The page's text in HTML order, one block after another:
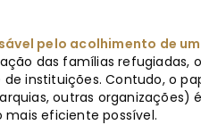
pelo acolhimento de
das famílias refugiadas,
instituições. Contudo, o
outras organizações)
mais eficiente possível.